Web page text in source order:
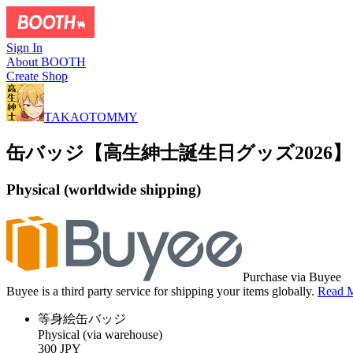
Sign In
About BOOTH
Create Shop
TAKAOTOMMY
缶バッジ【高生紳士誕生日グッズ2026】
Physical (worldwide shipping)
Purchase via Buyee
Buyee is a third party service for shipping your items globally. Read
等身絵缶バッジ
Physical (via warehouse)
300 JPY